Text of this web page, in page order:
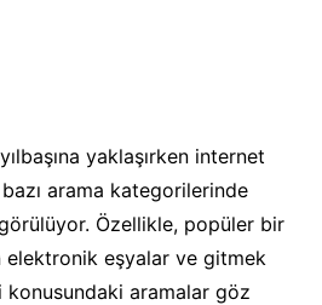
yaklaşırken internet
bazı arama kategorilerinde
Özellikle, popüler bir
eşyalar ve gitmek
aramalar göz